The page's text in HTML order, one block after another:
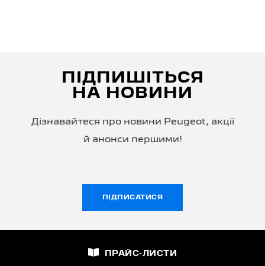
ПІДПИШІТЬСЯ
НА НОВИНИ
Дізнавайтеся про новини Peugeot, акції
й анонси першими!
ПІДПИСАТИСЯ
ПРАЙС-ЛИСТИ